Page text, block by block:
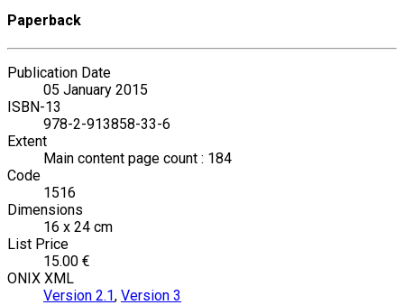
Paperback
Publication Date
05 January 2015
ISBN-13
978-2-913858-33-6
Extent
Main content page count : 184
Code
1516
Dimensions
16 x 24 cm
List Price
15.00 €
ONIX XML
Version 2.1, Version 3